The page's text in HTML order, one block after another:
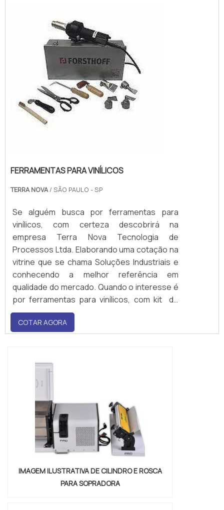
FERRAMENTAS PARA VINÍLICOS
TERRA NOVA/ SÃO PAULO - SP
Se alguém busca por ferramentas para
vinílicos, com certeza descobrirá na
empresa Terra Nova Tecnologia de
Processos Ltda. Elaborando uma cotação na
vitrine que se chama Soluções Industriais e
conhecendo a melhor referência em
qualidade do mercado. Quando o interesse é
por ferramentas para vinílicos, com kit de
acessórios e soprador modelo Forsthoff
Oval-Q, encontrará na Terra Nova
Tecnologia de Processos Ltda, a melhor
COTAR AGORA
IMAGEM ILUSTRATIVA DE CILINDRO E ROSCA
PARA SOPRADORA